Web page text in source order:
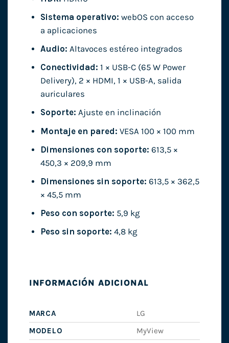
Sistema operativo: webOS con acceso
a aplicaciones
Audio: Altavoces estéreo integrados
Conectividad: 1 × USB-C (65 W Power
Delivery), 2 × HDMI, 1 × USB-A, salida
auriculares
Soporte: Ajuste en inclinación
Montaje en pared: VESA 100 × 100 mm
Dimensiones con soporte: 613,5 ×
450,3 × 209,9 mm
Dimensiones sin soporte: 613,5 × 362,5
× 45,5 mm
Peso con soporte: 5,9 kg
Peso sin soporte: 4,8 kg
INFORMACIÓN ADICIONAL
MARCA
LG
MODELO
MyView